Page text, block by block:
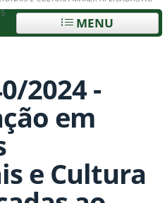
MENU
2024 -
em
e Cultura